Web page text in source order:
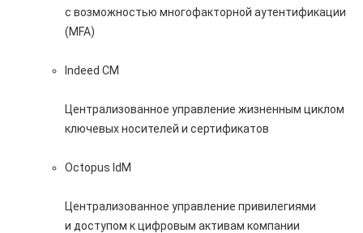
с возможностью многофакторной аутентификации
(MFA)
Indeed CM
Централизованное управление жизненным циклом
ключевых носителей и сертификатов
Octopus IdM
Централизованное управление привилегиями
и доступом к цифровым активам компании